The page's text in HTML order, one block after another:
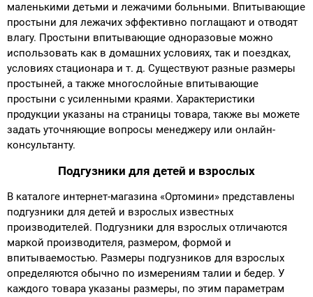
маленькими детьми и лежачими больными. Впитывающие
простыни для лежачих эффективно поглащают и отводят
влагу. Простыни впитывающие одноразовые можно
использовать как в домашних условиях, так и поездках,
условиях стационара и т. д. Существуют разные размеры
простыней, а также многослойные впитывающие
простыни с усиленными краями. Характеристики
продукции указаны на страницы товара, также вы можете
задать уточняющие вопросы менеджеру или онлайн-
консультанту.
Подгузники для детей и взрослых
В каталоге интернет-магазина «Ортомини» представлены
подгузники для детей и взрослых известных
производителей. Подгузники для взрослых отличаются
маркой производителя, размером, формой и
впитываемостью. Размеры подгузников для взрослых
определяются обычно по измерениям талии и бедер. У
каждого товара указаны размеры, по этим параметрам